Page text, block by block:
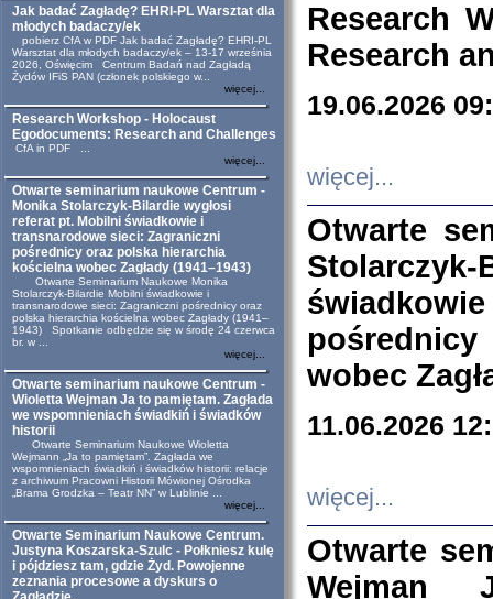
Jak badać Zagładę? EHRI-PL Warsztat dla
młodych badaczy/ek
pobierz CfA w PDF Jak badać Zagładę? EHRI-PL
Warsztat dla młodych badaczy/ek – 13-17 września
2026, Oświęcim Centrum Badań nad Zagładą
Żydów IFiS PAN (członek polskiego w...
więcej...
Research Workshop - Holocaust
Egodocuments: Research and Challenges
CfA in PDF ...
więcej...
Otwarte seminarium naukowe Centrum -
Monika Stolarczyk-Bilardie wygłosi
referat pt. Mobilni świadkowie i
transnarodowe sieci: Zagraniczni
pośrednicy oraz polska hierarchia
kościelna wobec Zagłady (1941–1943)
Otwarte Seminarium Naukowe Monika
Stolarczyk-Bilardie Mobilni świadkowie i
transnarodowe sieci: Zagraniczni pośrednicy oraz
polska hierarchia kościelna wobec Zagłady (1941–
1943) Spotkanie odbędzie się w środę 24 czerwca
br. w ...
więcej...
Otwarte seminarium naukowe Centrum -
Wioletta Wejman Ja to pamiętam. Zagłada
we wspomnieniach świadkiń i świadków
historii
Otwarte Seminarium Naukowe Wioletta
Wejmann „Ja to pamiętam”. Zagłada we
wspomnieniach świadkiń i świadków historii: relacje
z archiwum Pracowni Historii Mówionej Ośrodka
„Brama Grodzka – Teatr NN” w Lublinie ...
więcej...
Otwarte Seminarium Naukowe Centrum.
Justyna Koszarska-Szulc - Połkniesz kulę
i pójdziesz tam, gdzie Żyd. Powojenne
zeznania procesowe a dyskurs o
Research
Research
19.06.2026
więcej...
Otwarte
wobec
11.06.2026
więcej...
Otwarte
Wejman